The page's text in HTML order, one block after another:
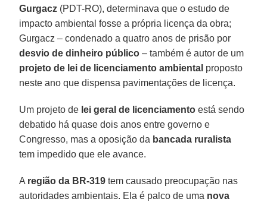
Gurgacz (PDT-RO), determinava que o estudo de
impacto ambiental fosse a própria licença da obra;
Gurgacz – condenado a quatro anos de prisão por
desvio de dinheiro público – também é autor de um
projeto de lei de licenciamento ambiental proposto
neste ano que dispensa pavimentações de licença.
Um projeto de lei geral de licenciamento está sendo
debatido há quase dois anos entre governo e
Congresso, mas a oposição da bancada ruralista
tem impedido que ele avance.
A região da BR-319 tem causado preocupação nas
autoridades ambientais. Ela é palco de uma nova